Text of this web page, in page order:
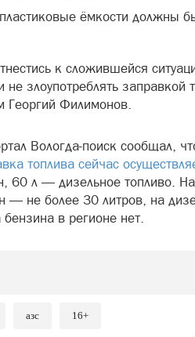
ёмкости должны
к сложившейся
злоупотреблять заправкой
Георгий Филимонов.
Вологда-поиск сообщал,
топлива сейчас
60 л — дизельное топливо. На
— не более 30 литров, на
в регионе нет.
азс 16+